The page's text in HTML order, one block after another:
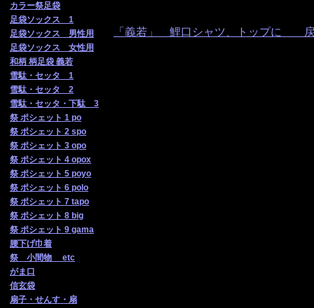
カラー祭足袋
足袋ソックス 1
足袋ソックス 男性用
足袋ソックス 女性用
和柄 柄足袋 義若
雪駄・セッタ 1
雪駄・セッタ 2
雪駄・セッタ・下駄 3
祭 ポシェット 1 po
祭 ポシェット 2 spo
祭 ポシェット 3 opo
祭 ポシェット 4 opox
祭 ポシェット 5 poyo
祭 ポシェット 6 polo
祭 ポシェット 7 tapo
祭 ポシェット 8 big
祭 ポシェット 9 gama
腰下げ巾着
祭 小間物 etc
がま口
信玄袋
扇子・せんす・扇
「義若」 鯉口シャツ、トップに